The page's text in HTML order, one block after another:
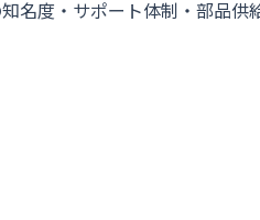
名度・サポート体制・部品